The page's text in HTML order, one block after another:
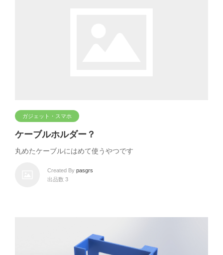
ガジェット・スマホ
ケーブルホルダー？
丸めたケーブルにはめて使うやつです
Created By pasgrs
出品数 3